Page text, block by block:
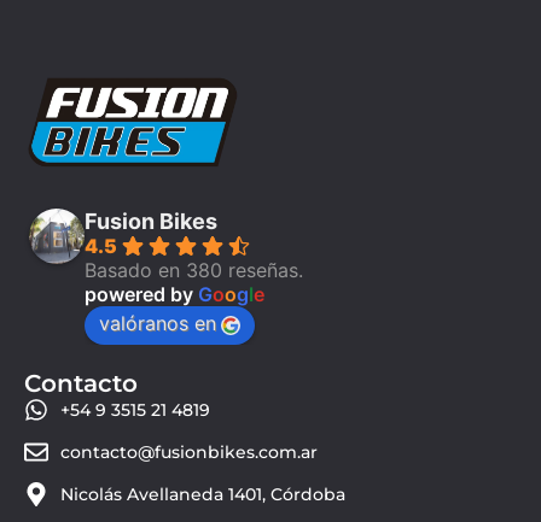
Fusion Bikes
4.5
Basado en 380 reseñas.
powered by Google
valóranos en
Contacto
+54 9 3515 21 4819
contacto@fusionbikes.com.ar
Nicolás Avellaneda 1401, Córdoba